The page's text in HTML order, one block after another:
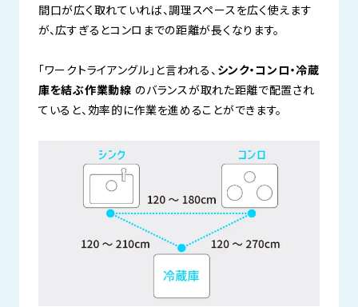
間口が広く取れていれば、調理スペースを広く使えます
が、広すぎるとコンロまでの距離が長くなります。
「ワークトライアングル」と言われる、 シンク・コンロ・冷蔵
庫を結ぶ作業動線 のバランスが取れた距離で配置され
ていると、効率的に作業を進めることができます。